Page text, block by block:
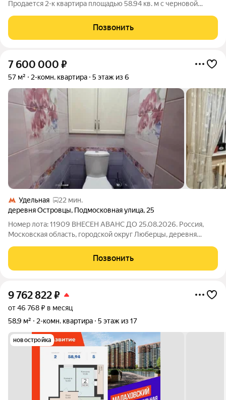
Продается 2-к квартира площадью 58.94 кв. м с черновой
дома, в 201 корпусе. "Малаховский" - жилой комплекс в
Раменском районе
Позвонить
7 600 000 ₽
57 м² 2-комн. квартира 5 этаж из 6
Удельная
22 мин.
деревня Островцы, Подмосковная улица, 25
Номер лота: 11909 ВНЕСЕН АВАНС ДО 25.08.2026. Россия,
Московская область, городской округ Люберцы, деревня
Общая площадь: 57.00 м.кв., Жилая площадь: 30.00 м.кв.,
Площадь кухни: 10.00 м.кв.
Позвонить
9 762 822₽
от 46 768 ₽ в месяц
58,9 м²
2-комн. квартира 5 этаж из 17
новостройка